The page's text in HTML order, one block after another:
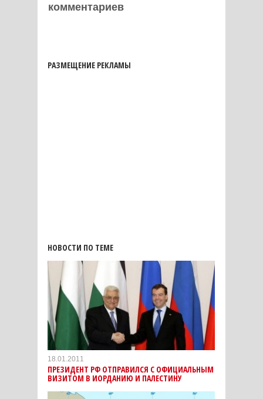
комментариев
РАЗМЕЩЕНИЕ РЕКЛАМЫ
НОВОСТИ ПО ТЕМЕ
18.01.2011
ПРЕЗИДЕНТ РФ ОТПРАВИЛСЯ С ОФИЦИАЛЬНЫМ
ВИЗИТОМ В ИОРДАНИЮ И ПАЛЕСТИНУ